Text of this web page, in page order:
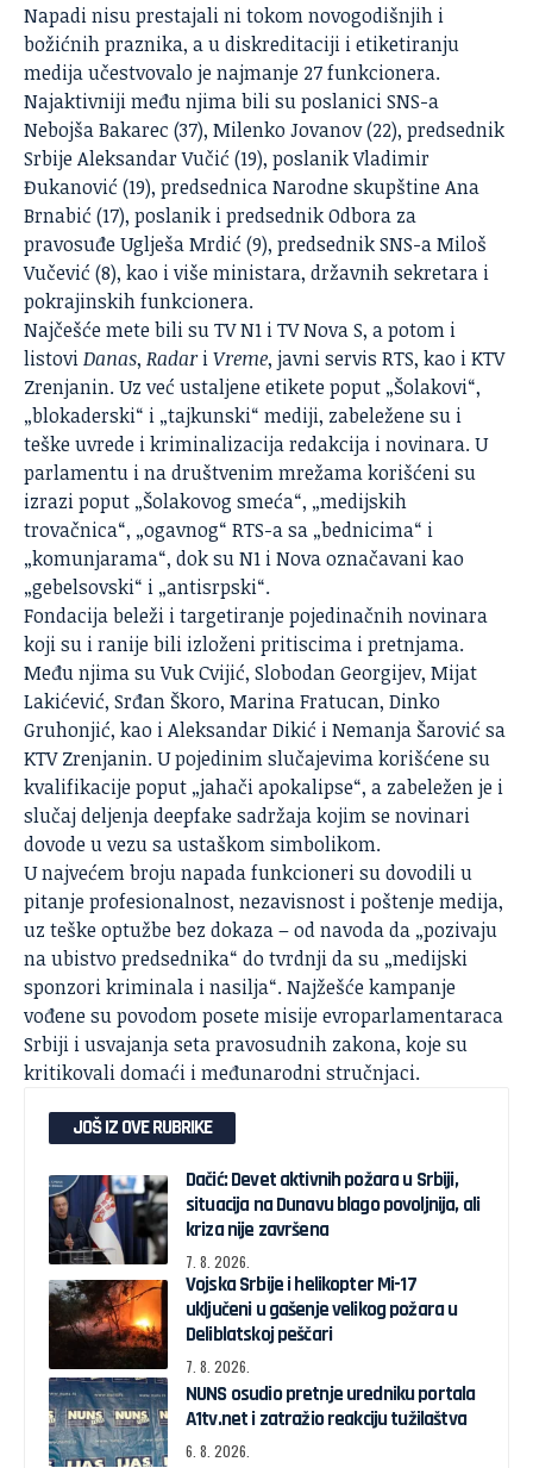
Napadinisu prestajali ni tokom novogodišnjih i
božićnih praznika, a u diskreditaciji i etiketiranju
medija učestvovalo je najmanje 27 funkcionera.
Najaktivniji među njima bili su poslanici SNS-a
Nebojša Bakarec (37), Milenko Jovanov (22), predsednik
Srbije Aleksandar Vučić (19), poslanik Vladimir
Đukanović (19), predsednica Narodne skupštine Ana
Brnabić (17), poslanik i predsednik Odbora za
pravosuđe Uglješa Mrdić (9), predsednik SNS-a Miloš
Vučević (8), kao i više ministara, državnih sekretara i
pokrajinskih funkcionera.
Najčešće mete bili su TV N1 i TV Nova S, a potom i
listoviDanas, RadariVreme, javni servis RTS, kao i KTV
Zrenjanin. Uz već ustaljene etikete poput „Šolakovi“,
„blokaderski“ i „tajkunski“ mediji, zabeležene su i
teške uvrede i kriminalizacija redakcija i novinara. U
parlamentu i na društvenim mrežama korišćeni su
izrazi poput „Šolakovog smeća“, „medijskih
trovačnica“, „ogavnog“ RTS-a sa „bednicima“ i
„komunjarama“, dok su N1 i Nova označavani kao
„gebelsovski“ i „antisrpski“.
Fondacija beleži i targetiranje pojedinačnih novinara
koji su i ranije bili izloženi pritiscima i pretnjama.
Među njima su Vuk Cvijić, Slobodan Georgijev, Mijat
Lakićević, Srđan Škoro, Marina Fratucan, Dinko
Gruhonjić, kao i Aleksandar Dikić i Nemanja Šarović sa
KTV Zrenjanin. U pojedinim slučajevima korišćene su
kvalifikacije poput „jahači apokalipse“, a zabeležen je i
slučaj deljenja deepfake sadržaja kojim se novinari
dovode u vezu sa ustaškom simbolikom.
U najvećem broju napada funkcioneri su dovodili u
pitanje profesionalnost, nezavisnost i poštenje medija,
uz teške optužbe bez dokaza – od navoda da „pozivaju
na ubistvo predsednika“ do tvrdnji da su „medijski
sponzori kriminala i nasilja“. Najžešće kampanje
vođene su povodom posete misije evroparlamentaraca
Srbiji i usvajanja seta pravosudnih zakona, koje su
kritikovali domaći i međunarodni stručnjaci.
JOŠ IZ OVE RUBRIKE
Dačić: Devet aktivnih požara u Srbiji,
situacija na Dunavu blago povoljnija, ali
kriza nije završena
7. 8. 2026.
Vojska Srbije i helikopter Mi-17
uključeni u gašenje velikog požara u
Deliblatskoj peščari
7. 8. 2026.
NUNS osudio pretnje uredniku portala
A1tv.net i zatražio reakciju tužilaštva
6. 8. 2026.